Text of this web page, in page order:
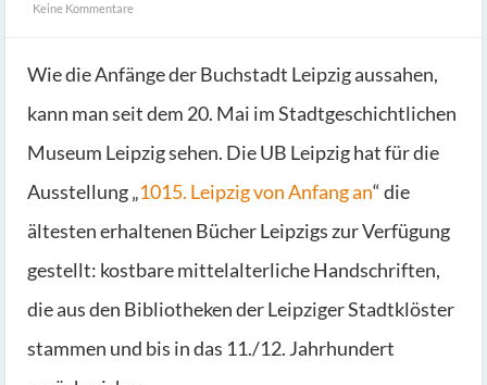
Keine Kommentare
Wie die Anfänge der Buchstadt Leipzig aussahen,
kann man seit dem 20. Mai im Stadtgeschichtlichen
Museum Leipzig sehen. Die UB Leipzig hat für die
Ausstellung „1015. Leipzig von Anfang an“ die
ältesten erhaltenen Bücher Leipzigs zur Verfügung
gestellt: kostbare mittelalterliche Handschriften,
die aus den Bibliotheken der Leipziger Stadtklöster
stammen und bis in das 11./12. Jahrhundert